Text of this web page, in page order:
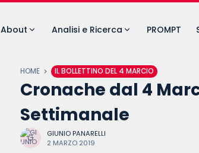
About Analisi e Ricerca PROMPT
HOME IL BOLLETTINO DEL 4 MARCIO
Cronache dal 4
Settimanale
GIUNIO PANARELLI
2 MARZO 2019